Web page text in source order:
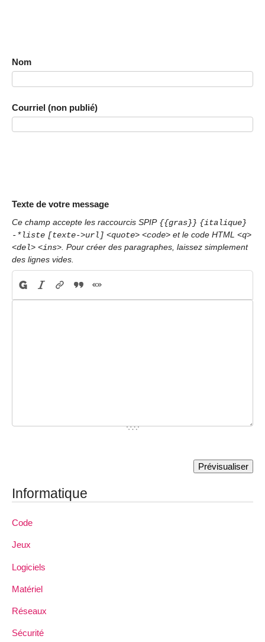
Nom
Courriel (non publié)
Texte de votre message
Ce champ accepte les raccourcis SPIP {{gras}} {italique}
-*liste [texte->url] <quote> <code> et le code HTML <q>
<del> <ins>. Pour créer des paragraphes, laissez simplement
des lignes vides.
Informatique
Code
Jeux
Logiciels
Matériel
Réseaux
Sécurité